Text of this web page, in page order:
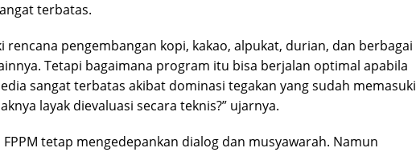
terbatas.
rencana pengembangan kopi, kakao, alpukat, durian, dan berbagai
Tetapi bagaimana program itu bisa berjalan optimal apabila
sangat terbatas akibat dominasi tegakan yang sudah memasuki
layak dievaluasi secara teknis?” ujarnya.
tetap mengedepankan dialog dan musyawarah. Namun